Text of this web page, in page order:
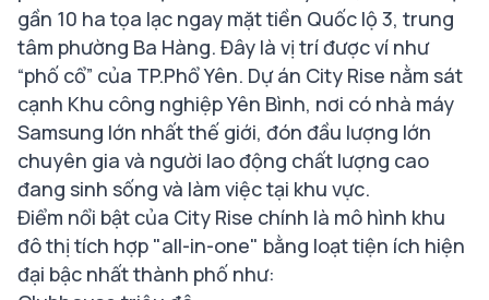
gần 10 ha tọa lạc ngay mặt tiền Quốc lộ 3, trung
tâm phường Ba Hàng. Đây là vị trí được ví như
“phố cổ” của TP.Phổ Yên. Dự án City Rise nằm sát
cạnh Khu công nghiệp Yên Bình, nơi có nhà máy
Samsung lớn nhất thế giới, đón đầu lượng lớn
chuyên gia và người lao động chất lượng cao
đang sinh sống và làm việc tại khu vực.
Điểm nổi bật của City Rise chính là mô hình khu
đô thị tích hợp "all-in-one" bằng loạt tiện ích hiện
đại bậc nhất thành phố như: